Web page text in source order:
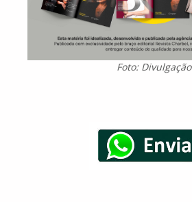
Foto: Divulgação